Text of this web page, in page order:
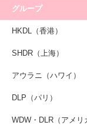
グループ
HKDL（香港）
SHDR（上海）
アウラニ（ハワイ）
DLP（パリ）
WDW・DLR（アメリ